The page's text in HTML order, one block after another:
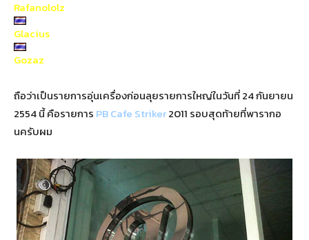
Rafanololz
Glacius
Gozaz
ถือว่าเป็นรายการอุ่นเครื่องก่อนลุยรายการใหญ่ในวันที่ 24 กันยายน
2554 นี้ คือรายการ PB Cafe Striker2011 รอบสุดท้ายที่พารากอ
นครับผม